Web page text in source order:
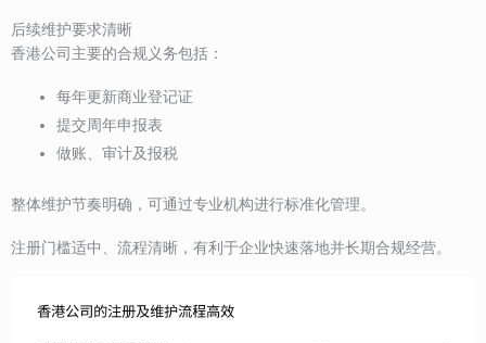
后续维护要求清晰
香港公司主要的合规义务包括：
每年更新商业登记证
提交周年申报表
做账、审计及报税
整体维护节奏明确，可通过专业机构进行标准化管理。
注册门槛适中、流程清晰，有利于企业快速落地并长期合规经营。